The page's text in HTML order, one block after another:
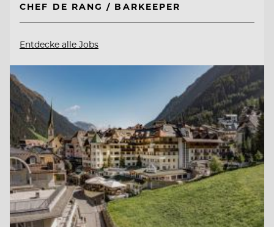
CHEF DE RANG / BARKEEPER
Entdecke alle Jobs